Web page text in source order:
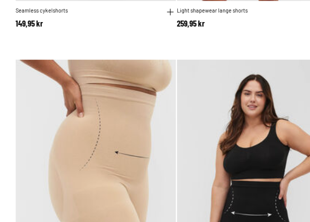
Seamless cykelshorts
149,95 kr
Light shapewear lange shorts
259,95 kr